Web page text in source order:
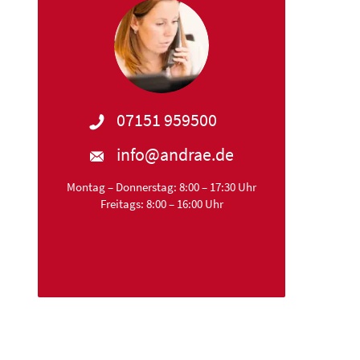
07151 959500
info@andrae.de
Montag – Donnerstag: 8:00 – 17:30 Uhr
Freitags: 8:00 – 16:00 Uhr